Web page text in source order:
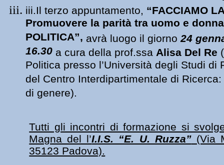
iii.Il terzo appuntamento, “FACCIAMO
Promuovere la parità tra uomo e
POLITICA”, avrà luogo il giorno 24
16.30 a cura della prof.ssa Alisa Del Re
Politica presso l’Università degli Studi di
del Centro Interdipartimentale di
di genere).
Tutti gli incontri di formazione si
Magna del l’I.I.S. “E. U. Ruzza”(Via
35123 Padova).